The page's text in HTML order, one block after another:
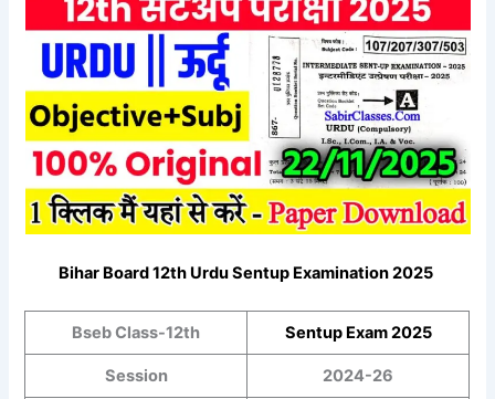
Bihar Board 12th UrduSentup Examination 2025
Bseb Class-12th Sentup Exam 2025
Session 2024-26